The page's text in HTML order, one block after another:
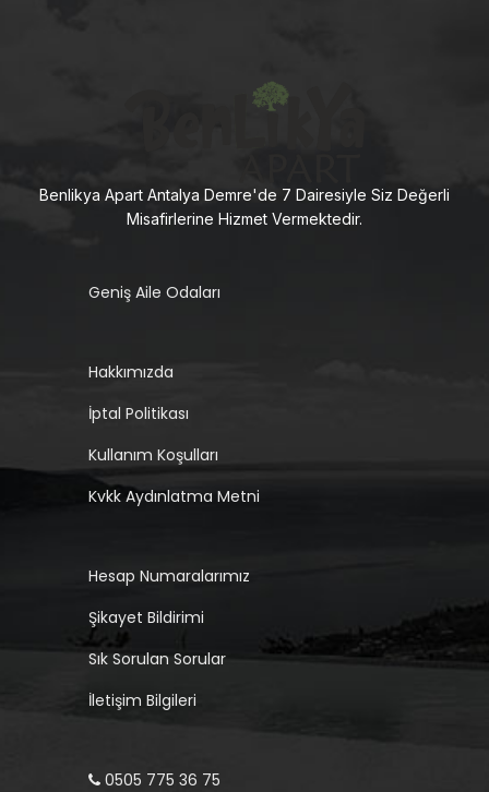
Benlikya Apart Antalya Demre'de 7 Dairesiyle Siz Değerli
Misafirlerine Hizmet Vermektedir.
Geniş Aile Odaları
Hakkımızda
İptal Politikası
Kullanım Koşulları
Kvkk Aydınlatma Metni
Hesap Numaralarımız
Şikayet Bildirimi
Sık Sorulan Sorular
İletişim Bilgileri
0505 775 36 75